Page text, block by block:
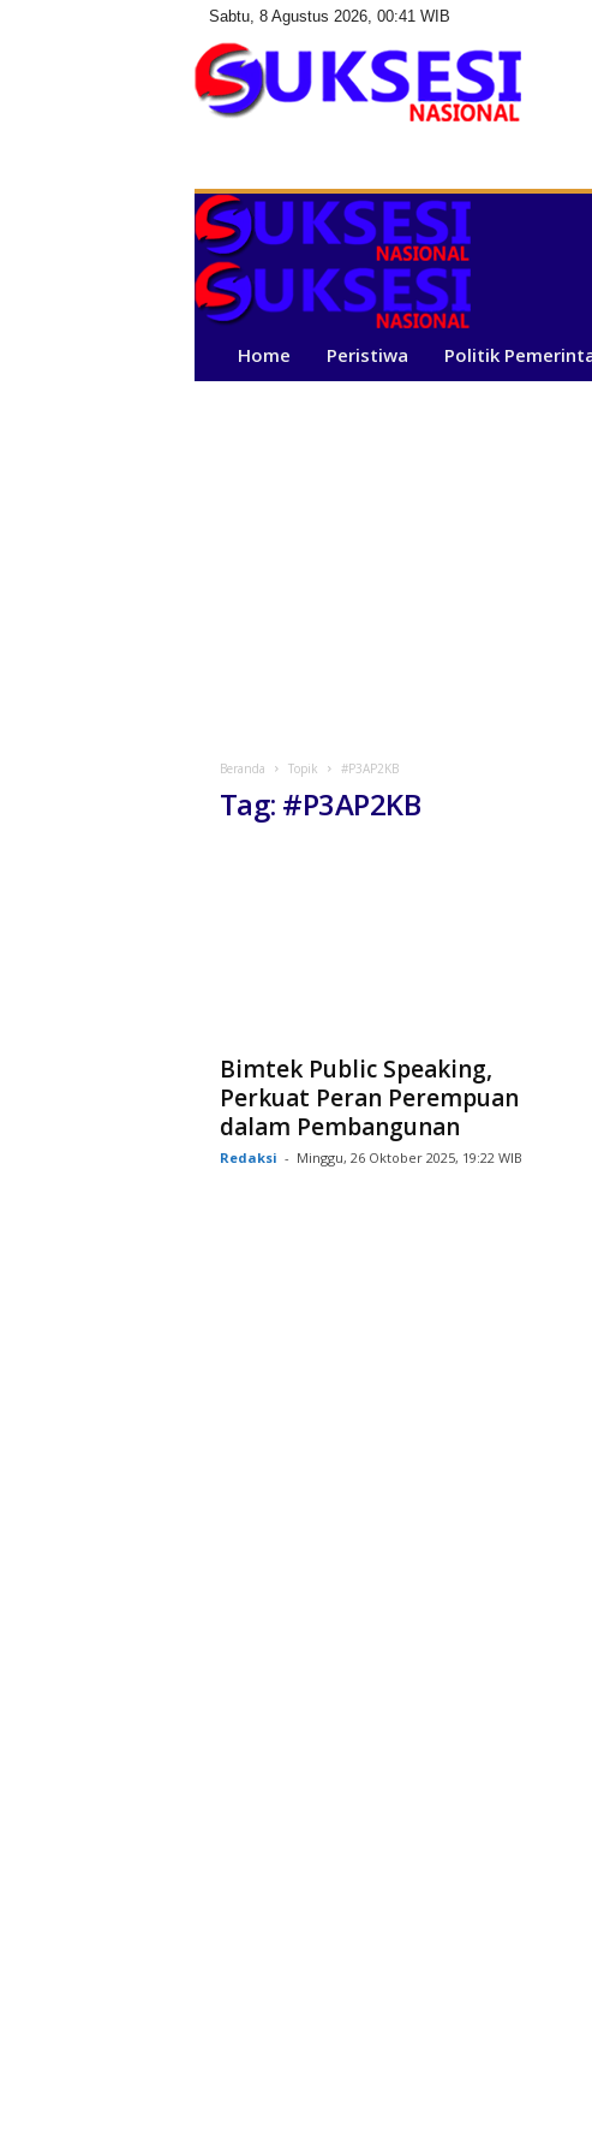
Sabtu, 8 Agustus 2026, 00:41 WIB
s
e
i
N
i
Home Peristiwa Politik
Beranda Topik #P3AP2KB
Tag: #P3AP2KB
Bimtek Public Speaking,
Perkuat Peran Perempuan
dalam Pembangunan
Redaksi - Minggu, 26 Oktober 2025, 19:22 WIB